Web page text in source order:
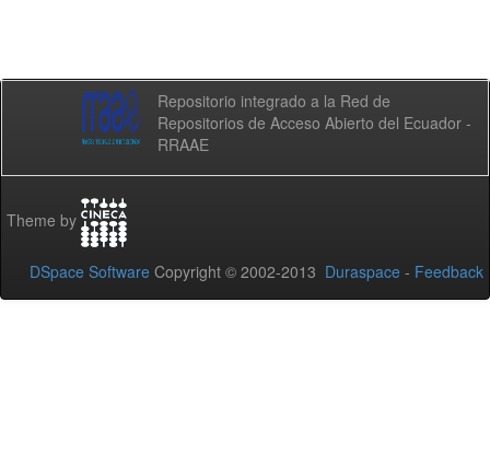
Repositorio integrado a la Red de
Repositorios de Acceso Abierto del Ecuador -
RRAAE
Theme by
DSpace Software Copyright © 2002-2013 Duraspace - Feedback